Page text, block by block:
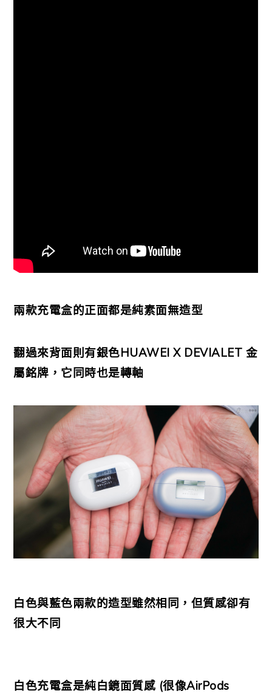
兩款充電盒的正面都是純素面無造型
翻過來背面則有銀色HUAWEI X DEVIALET 金
屬銘牌，它同時也是轉軸
白色與藍色兩款的造型雖然相同，但質感卻有
很大不同
白色充電盒是純白鏡面質感 (很像AirPods